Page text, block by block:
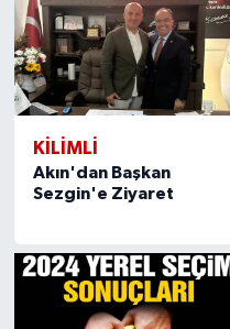
KILIMLI
Akın'dan Başkan
Sezgin'e Ziyaret